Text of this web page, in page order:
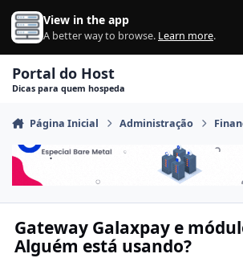
Ir para conteúdo
View in the app
A better way to browse. Learn more.
Portal do Host
Dicas para quem hospeda
Página Inicial Administração
Gateway Galaxpay e
Alguém está usando?